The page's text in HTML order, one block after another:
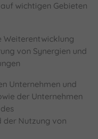
wichtigen Gebieten
Weiterentwicklung
von Synergien und
Unternehmen und
der Unternehmen
der Nutzung von